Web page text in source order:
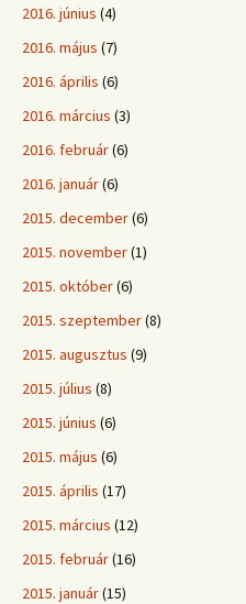
2016. június (4)
2016. május (7)
2016. április (6)
2016. március (3)
2016. február(6)
2016. január(6)
2015. december(6)
2015. november(1)
2015. október(6)
2015. szeptember(8)
2015. augusztus (9)
2015. július (8)
2015. június (6)
2015. május (6)
2015. április (17)
2015. március (12)
2015. február(16)
2015. január(15)